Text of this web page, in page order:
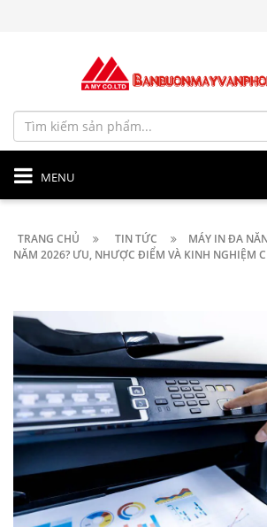
MENU
TRANG CHỦ TIN TỨC
MÁY IN ĐA
NĂM 2026? ƯU, NHƯỢC ĐIỂM VÀ KINH NGHIỆM